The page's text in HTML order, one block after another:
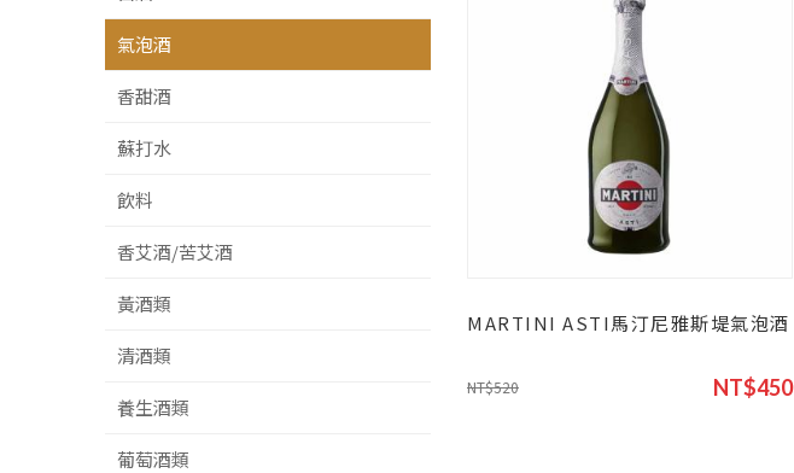
氣泡酒
香甜酒
蘇打水
飲料
香艾酒/苦艾酒
黃酒類
清酒類
養生酒類
葡萄酒類
MARTINI ASTI馬汀尼雅斯堤氣泡酒
NT$520 NT$450